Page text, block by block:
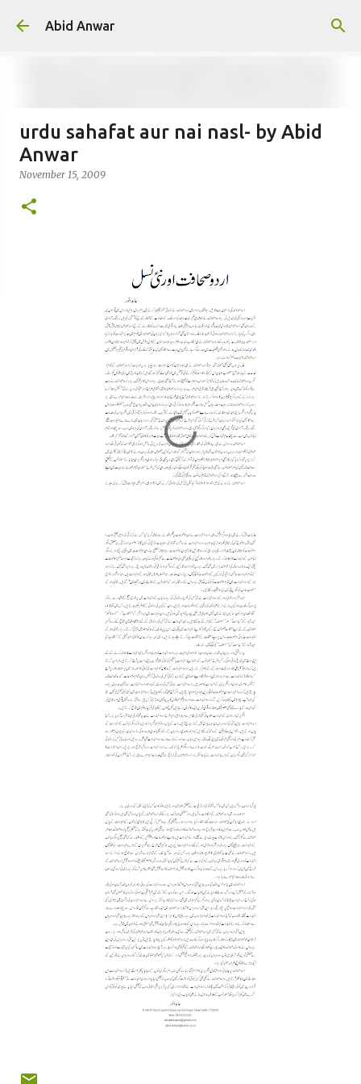
Abid Anwar
urdu sahafat aur nai nasl- by Abid
Anwar
November 15, 2009